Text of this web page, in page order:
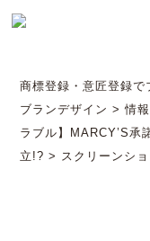
商標登録・意匠登録
ブランデザイン >情
ラブル】MARCY’S承
立!? > スクリーンシ